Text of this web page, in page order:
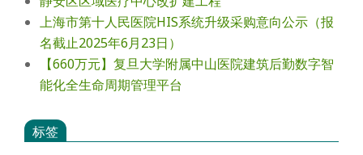
上海市第十人民医院HIS系统升级采购意向公示（报
名截止2025年6月23日）
【660万元】复旦大学附属中山医院建筑后勤数字智
能化全生命周期管理平台
标签